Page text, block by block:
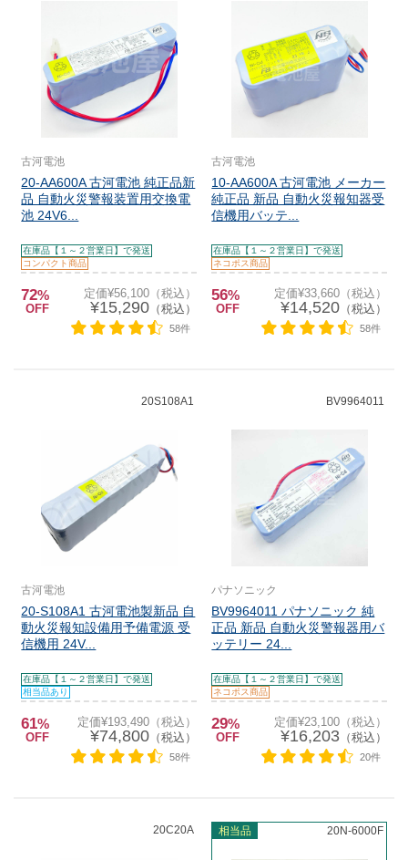
古河電池
20-AA600A 古河電池 純正品新
品 自動火災警報装置用交換電
池 24V6...
在庫品【１～２営業日】で発送
コンパクト商品
72%
OFF
定価¥56,100（税込）
¥15,290（税込）
58件
古河電池
10-AA600A 古河電池 メーカー
純正品 新品 自動火災報知器受
信機用バッテ...
在庫品【１～２営業日】で発送
ネコポス商品
56%
OFF
定価¥33,660（税込）
¥14,520（税込）
58件
20S108A1
古河電池
20-S108A1 古河電池製新品 自
動火災報知設備用予備電源 受
信機用 24V...
在庫品【１～２営業日】で発送
相当品あり
61%
OFF
定価¥193,490（税込）
¥74,800（税込）
58件
BV9964011
パナソニック
BV9964011 パナソニック 純
正品 新品 自動火災警報器用バ
ッテリー 24...
在庫品【１～２営業日】で発送
ネコポス商品
29%
OFF
定価¥23,100（税込）
¥16,203（税込）
20件
20C20A 相当品 20N-6000F